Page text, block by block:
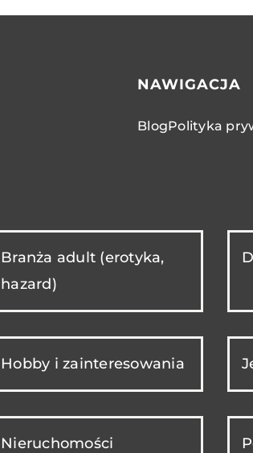
NAWIGACJA
BlogPolityka
Branża adult (erotyka,
hazard)
Hobby i zainteresowania
Nieruchomości